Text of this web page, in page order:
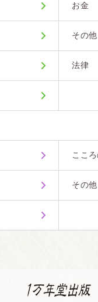
お金
その他
法律
ここ
その他